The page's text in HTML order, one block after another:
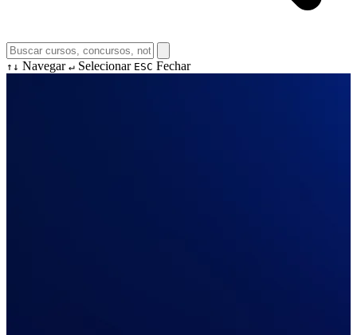
↑↓ Navegar ↵ Selecionar ESC Fechar